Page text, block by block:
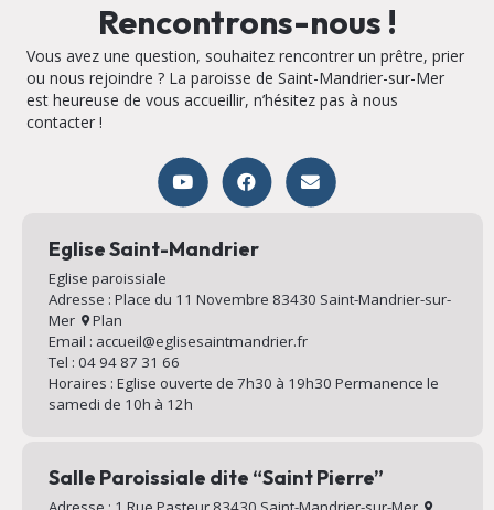
Rencontrons-nous !
Vous avez une question, souhaitez rencontrer un prêtre, prier
ou nous rejoindre ? La paroisse de Saint-Mandrier-sur-Mer
est heureuse de vous accueillir, n’hésitez pas à nous
contacter !
Eglise Saint-Mandrier
Eglise paroissiale
Adresse : Place du 11 Novembre 83430 Saint-Mandrier-sur-
Mer
Plan
Email : accueil@eglisesaintmandrier.fr
Tel : 04 94 87 31 66
Horaires : Eglise ouverte de 7h30 à 19h30 Permanence le
samedi de 10h à 12h
Salle Paroissiale dite “Saint Pierre”